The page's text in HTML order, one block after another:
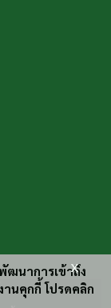
ฒนาการเข้าถึง
านคุกกี้ โปรดคลิก
x